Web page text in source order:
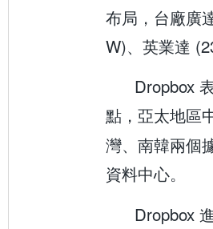
布局，台廠廣
W)、英業達
Dropbox
點，亞太地區
灣、南韓兩個
資料中心。
Dropbox